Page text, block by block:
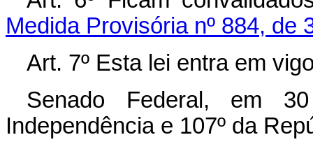
Medida Provisória nº 884, de
Art. 7º Esta lei entra em
Senado Federal, em
Independência e 107º da